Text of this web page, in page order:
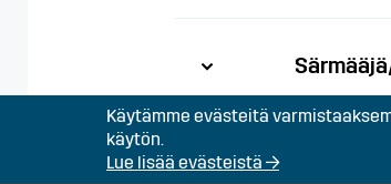
Käytämme evästeitä
käytön.
Lue lisää evästeistä →